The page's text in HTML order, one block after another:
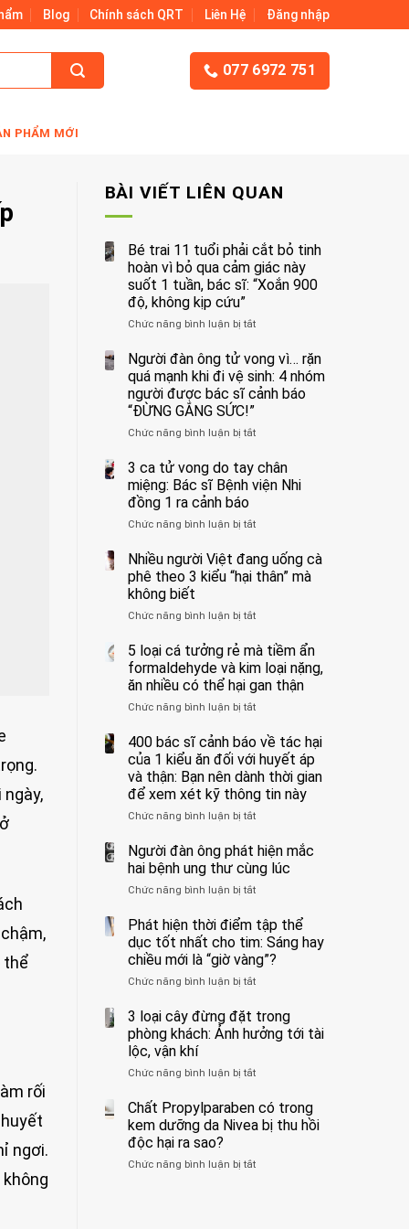
Blog Chính sách QRT Liên Hệ Đăng nhập
077 6972 751
PHẨM MỚI
thể
rối
ngơi.
BÀI VIẾT LIÊN QUAN
Bé trai 11 tuổi phải cắt bỏ tinh
hoàn vì bỏ qua cảm giác này
suốt 1 tuần, bác sĩ: “Xoắn 900
độ, không kịp cứu”
Chức năng bình luận bị tắtở
trai
11
tuổi
phải
bỏ
hoàn
vì
bỏ
cảm
này
suốt
bác
“Xoắn
900
độ,
không
kịp
Người đàn ông tử vong vì… rặn
quá mạnh khi đi vệ sinh: 4 nhóm
người được bác sĩ cảnh báo
“ĐỪNG GẮNG SỨC!”
Chức năng bình luận bị tắtở
đàn
ông
vì…
quá
mạnh
vệ
4
nhóm
người
được
bác
cảnh
báo
“ĐỪNG
GẮNG
SỨC!”
3 ca tử vong do tay chân
miệng: Bác sĩ Bệnh viện Nhi
đồng 1 ra cảnh báo
Chức năng bình luận bị tắtở
ca
tử
tay
miệng:
Bác
Bệnh
viện
đồng
1
ra
cảnh
báo
Nhiều người Việt đang uống cà
phê theo 3 kiểu “hại thân” mà
không biết
Chức năng bình luận bị tắtở
người
Việt
đang
uống
cà
theo
3
kiểu
“hại
thân”
mà
biết
5 loại cá tưởng rẻ mà tiềm ẩn
formaldehyde và kim loại nặng,
ăn nhiều có thể hại gan thận
Chức năng bình luận bị tắtở
loại
cá
tưởng
rẻ
mà
tiềm
formaldehyde
kim
loại
ăn
nhiều
có
thể
hại
thận
400 bác sĩ cảnh báo về tác hại
của 1 kiểu ăn đối với huyết áp
và thận: Bạn nên dành thời gian
để xem xét kỹ thông tin này
Chức năng bình luận bị tắtở
bác
cảnh
báo
tác
hại
của
1
kiểu
đối
với
và
Bạn
nên
Người đàn ông phát hiện mắc
hai bệnh ung thư cùng lúc
Chức năng bình luận bị tắtở
đàn
ông
phát
hiện
mắc
bệnh
ung
lúc
Phát hiện thời điểm tập thể
dục tốt nhất cho tim: Sáng hay
chiều mới là “giờ vàng”?
Chức năng bình luận bị tắtở
hiện
thời
điểm
thể
tốt
nhất
cho
Sáng
3 loại cây đừng đặt trong
phòng khách: Ảnh hưởng tới tài
lộc, vận khí
Chức năng bình luận bị tắtở
loại
cây
đừng
trong
Chất Propylparaben có trong
kem dưỡng da Nivea bị thu hồi
độc hại ra sao?
Chức năng bình luận bị tắtở